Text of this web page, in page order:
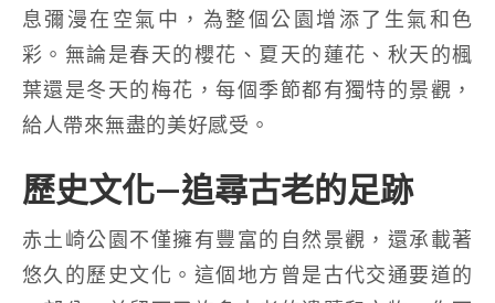
息彌漫在空氣中，為整個公園增添了生氣和色
彩。無論是春天的櫻花、夏天的蓮花、秋天的楓
葉還是冬天的梅花，每個季節都有獨特的景觀，
給人帶來無盡的美好感受。
歷史文化—追尋古老的足跡
赤土崎公園不僅擁有豐富的自然景觀，還承載著
悠久的歷史文化。這個地方曾是古代交通要道的